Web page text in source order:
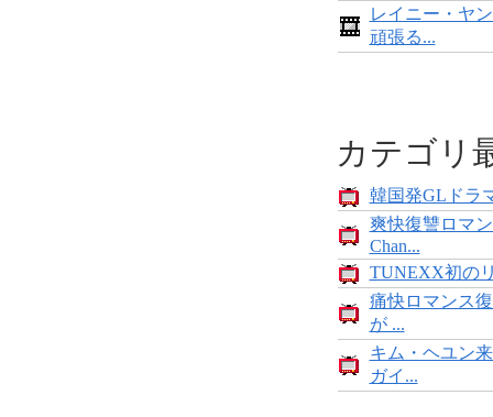
レイニー・ヤ
頑張る...
カテゴリ
韓国発GLドラ
爽快復讐ロマ
Chan...
TUNEXX初の
痛快ロマンス
が ...
キム・ヘユン
ガイ...